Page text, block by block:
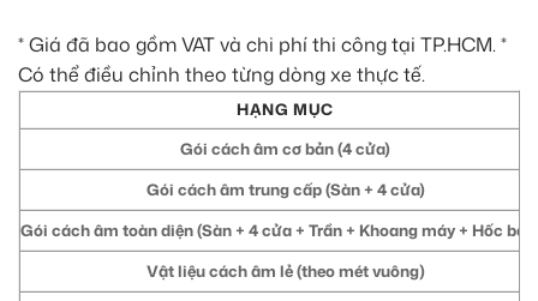
* Giá đã bao gồm VAT và chi phí thi công tại TP.HCM. *
Có thể điều chỉnh theo từng dòng xe thực tế.
HẠNG MỤC
Gói cách âm cơ bản (4 cửa)
Gói cách âm trung cấp (Sàn + 4 cửa)
Gói cách âm toàn diện (Sàn + 4 cửa + Trần + Khoang máy + Hốc
Vật liệu cách âm lẻ (theo mét vuông)